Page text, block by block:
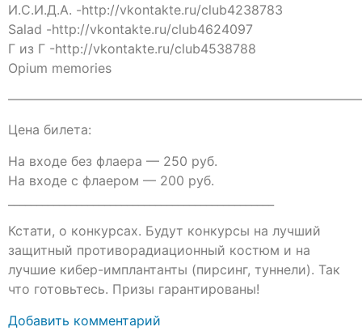
И.С.И.Д.А. -http://vkontakte.ru/club4238783
Salad -http://vkontakte.ru/club4624097
Г из Г -http://vkontakte.ru/club4538788
Opium memories
Цена билета:
На входе без флаера — 250 руб.
На входе с флаером — 200 руб.
Кстати, о конкурсах. Будут конкурсы на лучший
защитный противорадиационный костюм и на
лучшие кибер-имплантанты (пирсинг, туннели). Так
что готовьтесь. Призы гарантированы!
Добавить комментарий